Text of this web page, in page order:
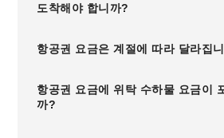
도착해야 합니까?
항공권 요금은 계절에 따라 달라집
항공권 요금에 위탁 수하물 요금이
까?